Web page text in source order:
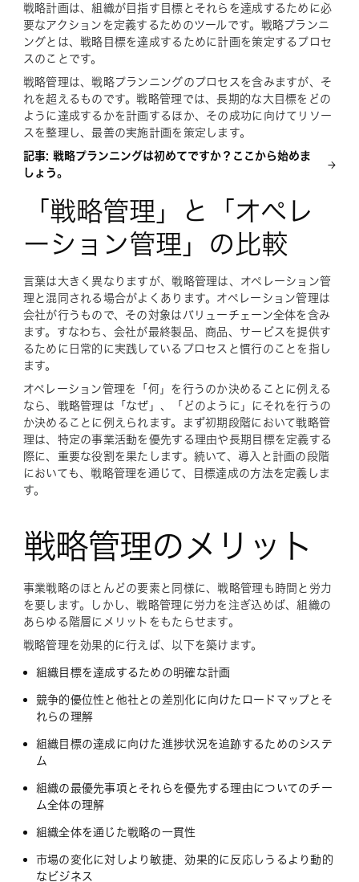
戦略計画は、組織が目指す目標とそれらを達成するために必
要なアクションを定義するためのツールです。戦略プランニ
ングとは、戦略目標を達成するために計画を策定するプロセ
スのことです。
戦略管理は、戦略プランニングのプロセスを含みますが、そ
れを超えるものです。戦略管理では、長期的な大目標を どの
ように達成するかを計画するほか、その成功に向けてリソー
スを整理し、最善の実施計画を策定します。
記事: 戦略プランニングは初めてですか？ここから始めま
しょう。
「戦略管理」と「オペレ
ーション管理」の比較
言葉は大きく異なりますが、戦略管理は、オペレーション管
理と混同される場合がよくあります。オペレーション管理は
会社が行うもので、その対象はバリューチェーン全体を含み
ます。すなわち、会社が最終製品、商品、サービスを提供す
るために日常的に実践しているプロセスと慣行のことを指し
ます。
オペレーション管理を「何」を行うのか決めることに例える
なら、戦略管理は「なぜ」、「どのように」にそれを行うの
か決めることに例えられます。まず初期段階において戦略管
理は、特定の事業活動を優先する理由や長期目標を定義する
際に、重要な役割を果たします。続いて、導入と計画の段階
においても、戦略管理を通じて、目標達成の方法を定義しま
す。
戦略管理のメリット
事業戦略のほとんどの要素と同様に、戦略管理も時間と労力
を要します。しかし、戦略管理に労力を注ぎ込めば、組織の
あらゆる階層にメリットをもたらせます。
戦略管理を効果的に行えば、以下を築けます。
組織目標を達成するための明確な計画
競争的優位性と他社との差別化に向けたロードマップとそ
れらの理解
組織目標の達成に向けた進捗状況を追跡するためのシステ
ム
組織の最優先事項とそれらを優先する理由についてのチー
ム全体の理解
組織全体を通じた戦略の一貫性
市場の変化に対しより敏捷、効果的に反応しうるより動的
なビジネス